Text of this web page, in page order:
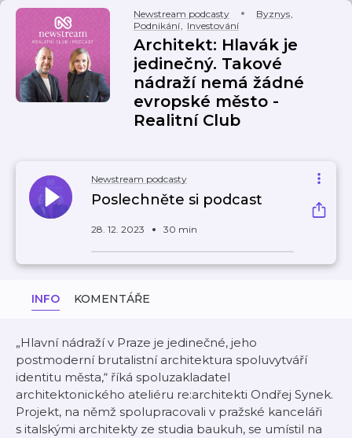
Newstream podcasty Byznys,
Podnikání, Investování
Architekt: Hlavák je
jedinečný. Takové
nádraží nemá žádné
evropské město -
Realitní Club
Newstream podcasty
Poslechněte si podcast
28. 12. 2023 30 min
INFO KOMENTÁŘE
„Hlavní nádraží v Praze je jedinečné, jeho
postmoderní brutalistní architektura spoluvytváří
identitu města,“ říká spoluzakladatel
architektonického ateliéru re:architekti Ondřej Synek.
Projekt, na němž spolupracovali v pražské kanceláři
s italskými architekty ze studia baukuh, se umístil na